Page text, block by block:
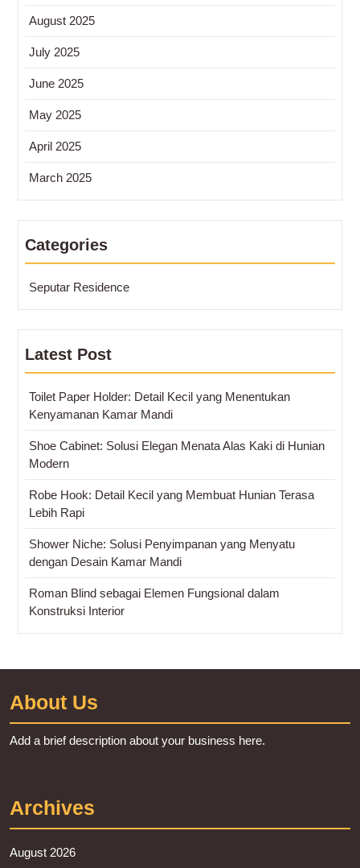
August 2025
July 2025
June 2025
May 2025
April 2025
March 2025
Categories
Seputar Residence
Latest Post
Toilet Paper Holder: Detail Kecil yang Menentukan
Kenyamanan Kamar Mandi
Shoe Cabinet: Solusi Elegan Menata Alas Kaki di Hunian
Modern
Robe Hook: Detail Kecil yang Membuat Hunian Terasa
Lebih Rapi
Shower Niche: Solusi Penyimpanan yang Menyatu
dengan Desain Kamar Mandi
Roman Blind sebagai Elemen Fungsional dalam
Konstruksi Interior
About Us
Add a brief description about your business here.
Archives
August 2026